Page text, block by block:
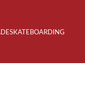
SKATEBOARDING